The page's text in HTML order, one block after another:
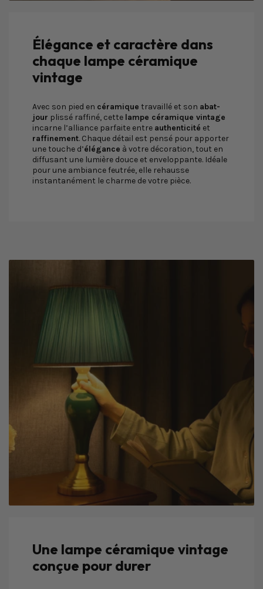
Élégance et caractère dans
chaque lampe céramique
vintage
Avec son pied en céramique travaillé et son abat-
jour plissé raffiné, cette lampe céramique vintage
incarne l’alliance parfaite entre authenticité et
raffinement. Chaque détail est pensé pour apporter
une touche d’élégance à votre décoration, tout en
diffusant une lumière douce et enveloppante. Idéale
pour une ambiance feutrée, elle rehausse
instantanément le charme de votre pièce.
Une lampe céramique vintage
conçue pour durer